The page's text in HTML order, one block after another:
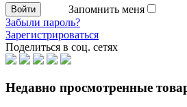
Запомнить меня
Забыли пароль?
Зарегистрироваться
Поделиться в соц. сетях
Недавно просмотренные